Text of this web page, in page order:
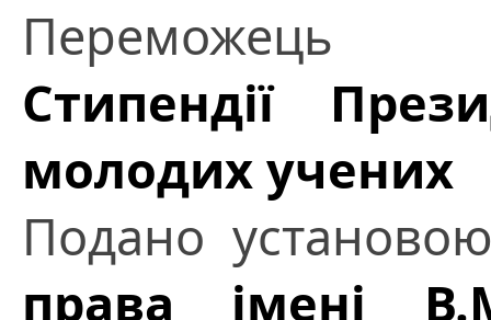
Переможець
Стипендії
молодих учених
Подано
права імені